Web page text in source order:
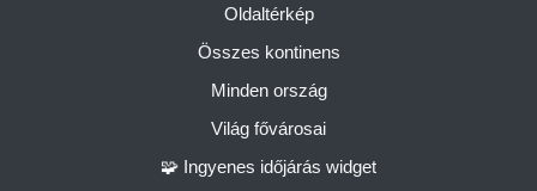
Oldaltérkép
Összes kontinens
Minden ország
Világ fővárosai
🧩 Ingyenes időjárás widget